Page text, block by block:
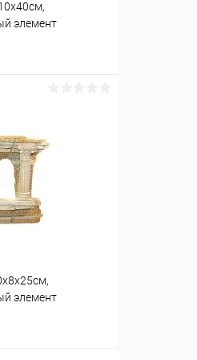
элемент
Сравнение
В наличии
элемент